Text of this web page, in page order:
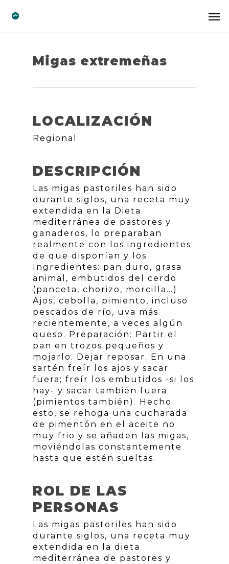
Migas extremeñas
LOCALIZACIÓN
Regional
DESCRIPCIÓN
Las migas pastoriles han sido
durante siglos, una receta muy
extendida en la Dieta
mediterránea de pastores y
ganaderos, lo preparaban
realmente con los ingredientes
de que disponían y los
Ingredientes: pan duro, grasa
animal, embutidos del cerdo
(panceta, chorizo, morcilla…)
Ajos, cebolla, pimiento, incluso
pescados de río, uva más
recientemente, a veces algún
queso. Preparación: Partir el
pan en trozos pequeños y
mojarlo. Dejar reposar. En una
sartén freír los ajos y sacar
fuera; freír los embutidos -si los
hay- y sacar también fuera
(pimientos también). Hecho
esto, se rehoga una cucharada
de pimentón en el aceite no
muy frio y se añaden las migas,
moviéndolas constantemente
hasta que estén sueltas.
ROL DE LAS
PERSONAS
Las migas pastoriles han sido
durante siglos, una receta muy
extendida en la dieta
mediterránea de pastores y